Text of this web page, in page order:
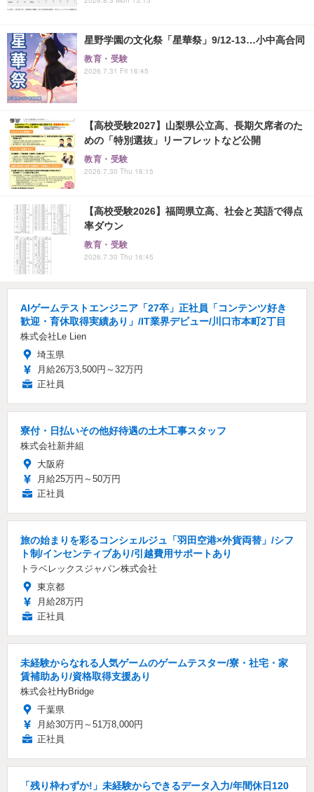
星野学園の文化祭「星華祭」9/12-13…小中高合同
教育・受験
2026.7.31 Fri 16:45
【高校受験2027】山梨県公立高、長期欠席者のた
めの「特別選抜」リーフレットなど公開
教育・受験
2026.7.30 Thu 18:15
【高校受験2026】福岡県立高、社会と英語で得点
率ダウン
教育・受験
2026.7.30 Thu 16:45
AIゲームテストエンジニア「27卒」正社員「コンテンツ好き
歓迎・育休取得実績あり」/IT業界デビュー/川口市本町2丁目
株式会社Le Lien
埼玉県
月給26万3,500円～32万円
正社員
寮付・日払いその他好待遇の土木工事スタッフ
株式会社新井組
大阪府
月給25万円～50万円
正社員
旅の始まりを彩るコンシェルジュ「羽田空港×外貨両替」/シフ
ト制/インセンティブあり/引越費用サポートあり
トラベレックスジャパン株式会社
東京都
月給28万円
正社員
未経験からなれる人気ゲームのゲームテスター/寮・社宅・家
賃補助あり/資格取得支援あり
株式会社HyBridge
千葉県
月給30万円～51万8,000円
正社員
「残り枠わずか!」未経験からできるデータ入力/年間休日120